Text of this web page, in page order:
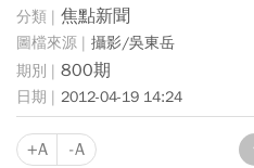
焦點新聞
攝影/吳東岳
800期
2012-04-19 14:24
+A -A